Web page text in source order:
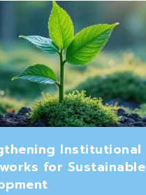
Institutional
for Sustainable